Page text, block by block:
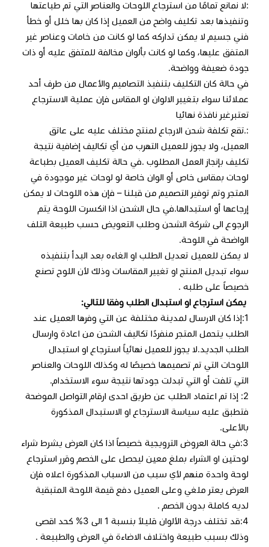
:لا نمانع تمامًا من استرجاع اللوحات والعناصر التي تم طباعتها
وتنفيذها بعد تكليف واضح من العميل إذا كان بها خلل أو خطأ
فني جسيم لا يمكن تداركه كما لو كانت من خامات وعناصر غير
المتفق عليها، وكما لو كانت بألوان مخالفة للمتفق عليه أو ذات
جودة ضعيفة وواضحة.
في حالة كان التكليف بتنفيذ التصاميم والأعمال من طرف أحد
عملائنا سواء بتغيير الالوان او المقاس فإن عملية الاسترجاع
تعتبرغير نافذة نهائيا
:.تقع تكلفة شحن الارجاع لمنتج مختلف عليه على عاتق
العميل، ولا يجوز للعميل التهرب من أي تكاليف إضافية نتيجة
تكليف بإنجاز العمل المطلوب .في حالة تكليف العميل بطباعة
لوحات بمقاس خاص أو الوان خاصة لو لوحات غير موجودة في
المتجر وتم توفير التصميم من قبلنا – فإن هذه اللوحات لا يمكن
إرجاعها أو استبدالها.في حال الشحن اذا انكسرت اللوحة يتم
الرجوع الى شركة الشحن وطلب التعويض حسب طبيعة التلف
الواضحة في اللوحة.
لا يمكن للعميل تعديل الطلب او الغاءه بعد البدأ بتنفيذه
سواء تبديل المنتج او تغيير المقاسات وذلك لأن اللوح تصنع
خصيصاً على طلبه .
يمكن استرجاع او استبدال الطلب وفقا للتالي:
1:إذا كان الارسال لمدينة مختلفة عن التي وفرها العميل عند
الطلب يتحمل المتجر منفردًا تكاليف الشحن من اعادة وارسال
الطلب الجديد.لا يجوز للعميل نهائياً استرجاع او استبدال
اللوحات التي تم تصميمها خصيصًا له وكذلك اللوحات والعناصر
التي تلفت أو التي تبدلت جودتها نتيجة سوء الاستخدام.
2: إذا تم اعتماد الطلب عن طريق احدى ارقام التواصل الموضحة
فتطبق عليه سياسة الاسترجاع او الاستبدال المذكورة
بالأعلى.
3:في حالة العروض الترويجية خصيصاً اذا كان العرض يشرط شراء
لوحتين او الشراء بملغ معين ليحصل على الخصم وقرر استرجاع
لوحة واحدة منهم لأي سبب من الاسباب المذكورة اعلاه فإن
العرض يعتر ملغي وعلى العميل دفع قيمة اللوحة المتبقية
لديه كاملة بدون الخصم .
4:قد تختلف درجة الألوان قليلاً بنسبة 1 الى 3% كحد اقصى
وذلك بسبب طبيعة واختلاف الاضاءة في العرض والطبيعة .